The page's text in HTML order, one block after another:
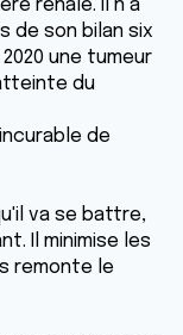
rénale. Il n a
de son bilan six
une tumeur
du
de
va se battre,
Il minimise les
remonte le